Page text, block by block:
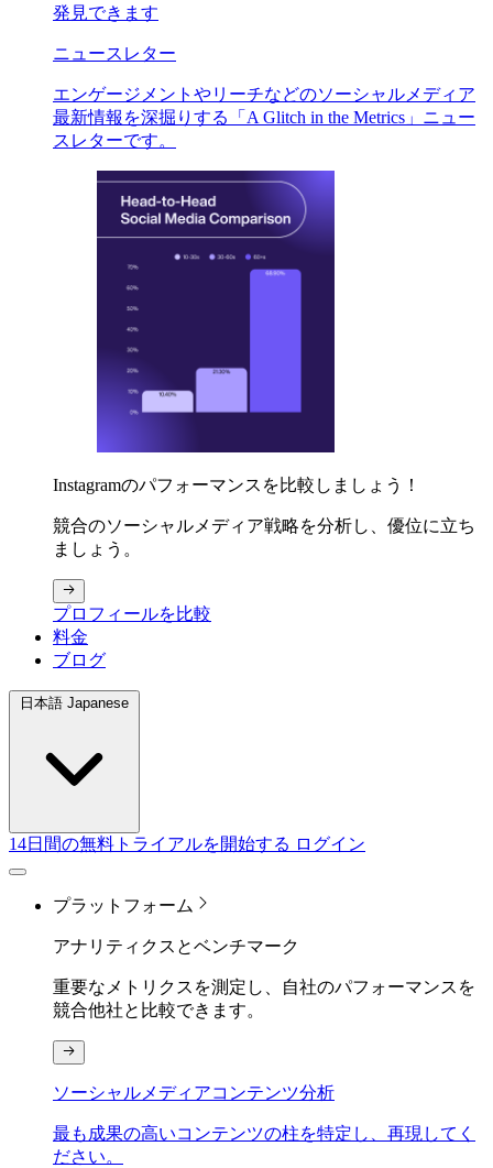
発見できます
ニュースレター
エンゲージメントやリーチなどのソーシャルメディア
最新情報を深掘りする「A Glitch in the Metrics」ニュー
スレターです。
Instagramのパフォーマンスを比較しましょう！
競合のソーシャルメディア戦略を分析し、優位に立ち
ましょう。
プロフィールを比較
料金
ブログ
14日間の無料トライアルを開始する ログイン
プラットフォーム
アナリティクスとベンチマーク
重要なメトリクスを測定し、自社のパフォーマンスを
競合他社と比較できます。
ソーシャルメディアコンテンツ分析
最も成果の高いコンテンツの柱を特定し、再現してく
ださい。